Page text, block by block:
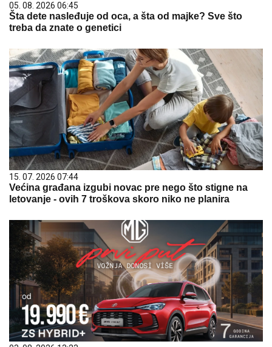
05. 08. 2026 06:45
Šta dete nasleđuje od oca, a šta od majke? Sve što
treba da znate o genetici
15. 07. 2026 07:44
Većina građana izgubi novac pre nego što stigne na
letovanje - ovih 7 troškova skoro niko ne planira